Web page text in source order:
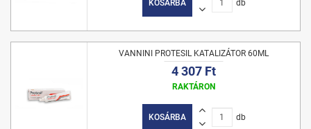
KOSÁRBA db
VANNINI PROTESIL KATALIZÁTOR 60ML
4 307 Ft
RAKTÁRON
KOSÁRBA db